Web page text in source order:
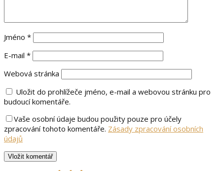
Jméno *
E-mail *
Webová stránka
Uložit do prohlížeče jméno, e-mail a webovou stránku pro
budoucí komentáře.
Vaše osobní údaje budou použity pouze pro účely
zpracování tohoto komentáře. Zásady zpracování osobních
údajů